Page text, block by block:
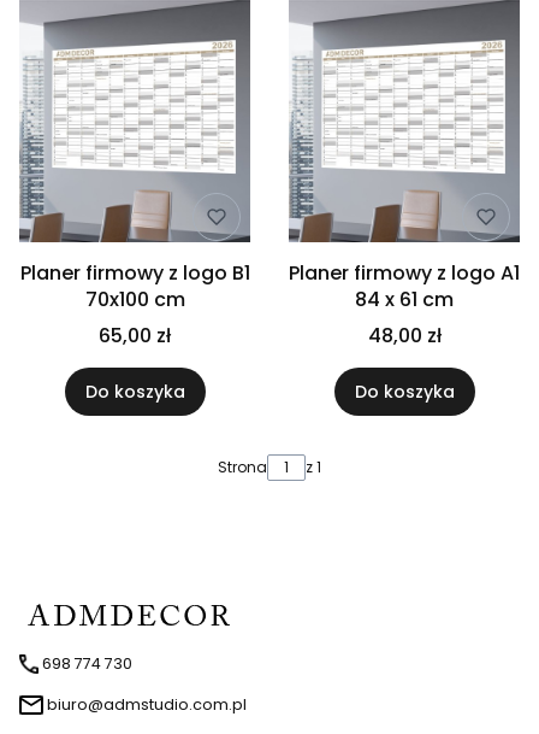
Planer firmowy z logo B1
70x100 cm
65,00 zł
Do koszyka
Planer firmowy z logo A1
84 x 61 cm
48,00 zł
Do koszyka
Strona z 1
698 774 730
biuro@admstudio.com.pl